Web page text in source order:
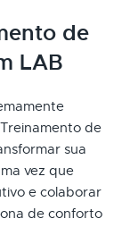
de
LAB
de
sua
vez que
e colaborar
de conforto